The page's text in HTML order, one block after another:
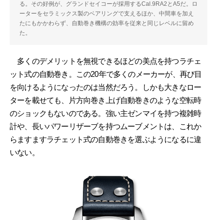
る。その好例が、グランドセイコーが採用するCal.9RA2とA5だ。ロ
ーターをセラミックス製のベアリングで支えるほか、中間車を加え
たにもかかわらず、自動巻き機構の効率を従来と同じレベルに留め
た。
多くのデメリットを無視できるほどの美点を持つラチェ
ット式の自動巻き。この20年で多くのメーカーが、再び目
を向けるようになったのは当然だろう。しかも大きなロー
ターを載せても、片方向巻き上げ自動巻きのような空転時
のショックもないのである。強い主ゼンマイを持つ複雑時
計や、長いパワーリザーブを持つムーブメントは、これか
らますますラチェット式の自動巻きを選ぶようになるに違
いない。